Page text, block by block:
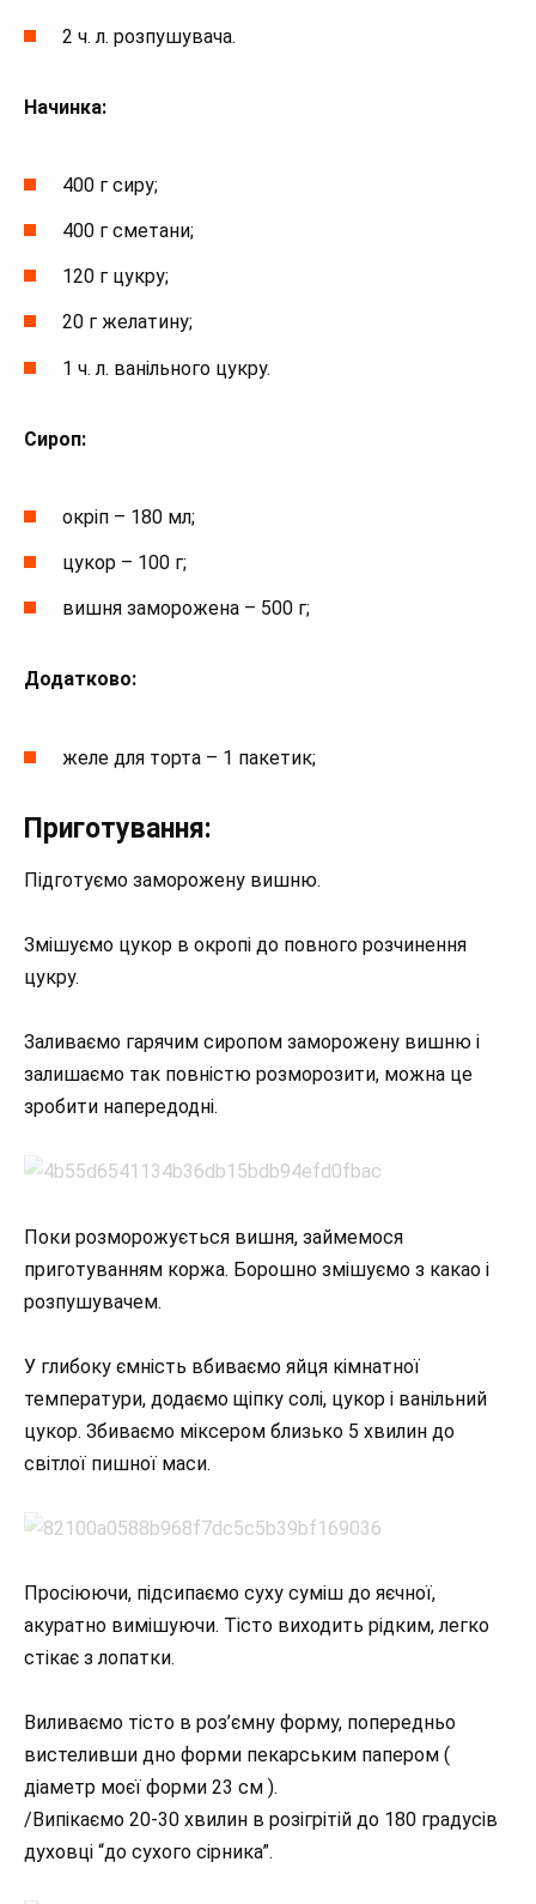
2 ч. л. розпушувача.
Начинка:
400 г сиру;
400 г сметани;
120 г цукру;
20 г желатину;
1 ч. л. ванільного цукру.
Сироп:
окріп – 180 мл;
цукор – 100 г;
вишня заморожена – 500 г;
Додатково:
желе для торта – 1 пакетик;
Приготування:
Підготуємо заморожену вишню.
Змішуємо цукор в окропі до повного розчинення
цукру.
Заливаємо гарячим сиропом заморожену вишню і
залишаємо так повністю розморозити, можна це
зробити напередодні.
Поки розморожується вишня, займемося
приготуванням коржа. Борошно змішуємо з какао і
розпушувачем.
У глибоку ємність вбиваємо яйця кімнатної
температури, додаємо щіпку солі, цукор і ванільний
цукор. Збиваємо міксером близько 5 хвилин до
світлої пишної маси.
Просіюючи, підсипаємо суху суміш до яєчної,
акуратно вимішуючи. Тісто виходить рідким, легко
стікає з лопатки.
Виливаємо тісто в роз’ємну форму, попередньо
вистеливши дно форми пекарським папером (
діаметр моєї форми 23 см ).
/Випікаємо 20-30 хвилин в розігрітій до 180 градусів
духовці “до сухого сірника”.